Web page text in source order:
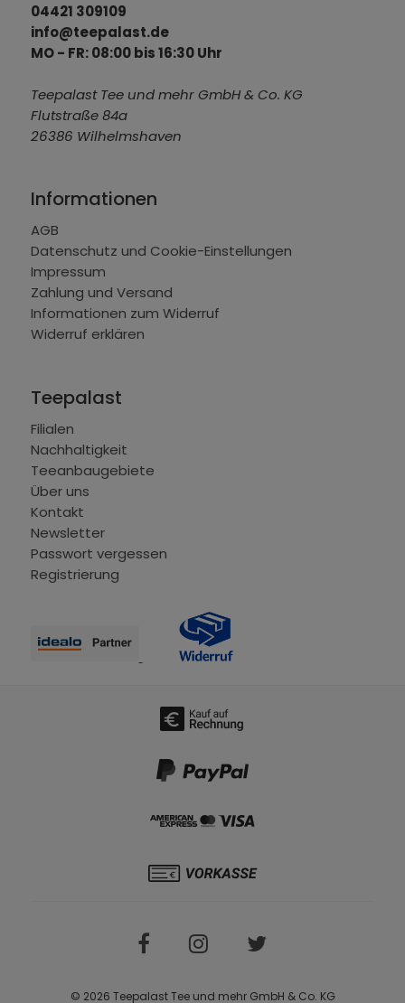
04421 309109
info@teepalast.de
MO - FR: 08:00 bis 16:30 Uhr
Teepalast Tee und mehr GmbH & Co. KG
Flutstraße 84a
26386 Wilhelmshaven
Informationen
AGB
Datenschutz und Cookie-Einstellungen
Impressum
Zahlung und Versand
Informationen zum Widerruf
Widerruf erklären
Teepalast
Filialen
Nachhaltigkeit
Teeanbaugebiete
Über uns
Kontakt
Newsletter
Passwort vergessen
Registrierung
© 2026 Teepalast Tee und mehr GmbH & Co. KG